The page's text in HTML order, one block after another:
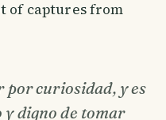
of captures from
por curiosidad, y es
digno de tomar